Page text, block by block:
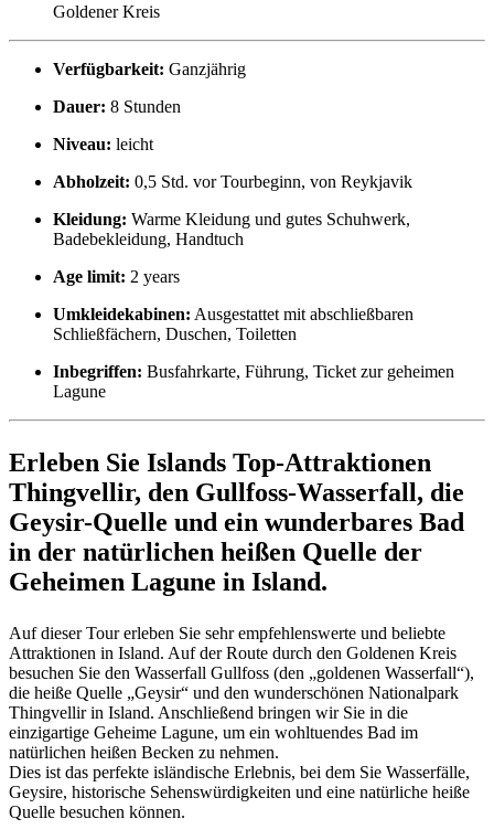
Goldener Kreis
Verfügbarkeit: Ganzjährig
Dauer: 8 Stunden
Niveau: leicht
Abholzeit: 0,5 Std. vor Tourbeginn, von Reykjavik
Kleidung: Warme Kleidung und gutes Schuhwerk,
Badebekleidung, Handtuch
Age limit: 2 years
Umkleidekabinen: Ausgestattet mit abschließbaren
Schließfächern, Duschen, Toiletten
Inbegriffen: Busfahrkarte, Führung, Ticket zur geheimen
Lagune
Erleben Sie Islands Top-Attraktionen
Thingvellir, den Gullfoss-Wasserfall, die
Geysir-Quelle und ein wunderbares Bad
in der natürlichen heißen Quelle der
Geheimen Lagune in Island.
Auf dieser Tour erleben Sie sehr empfehlenswerte und beliebte
Attraktionen in Island. Auf der Route durch den Goldenen Kreis
besuchen Sie den Wasserfall Gullfoss (den „goldenen Wasserfall“),
die heiße Quelle „Geysir“ und den wunderschönen Nationalpark
Thingvellir in Island. Anschließend bringen wir Sie in die
einzigartige Geheime Lagune, um ein wohltuendes Bad im
natürlichen heißen Becken zu nehmen.
Dies ist das perfekte isländische Erlebnis, bei dem Sie Wasserfälle,
Geysire, historische Sehenswürdigkeiten und eine natürliche heiße
Quelle besuchen können.